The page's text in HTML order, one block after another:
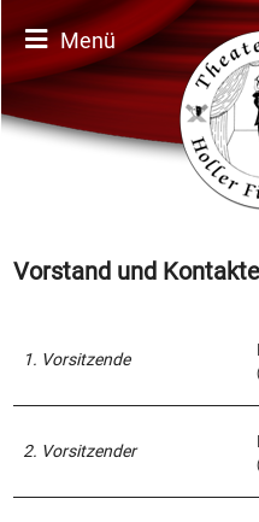
Menü
Vorstand und Kontakte
1. Vorsitzende
2. Vorsitzender